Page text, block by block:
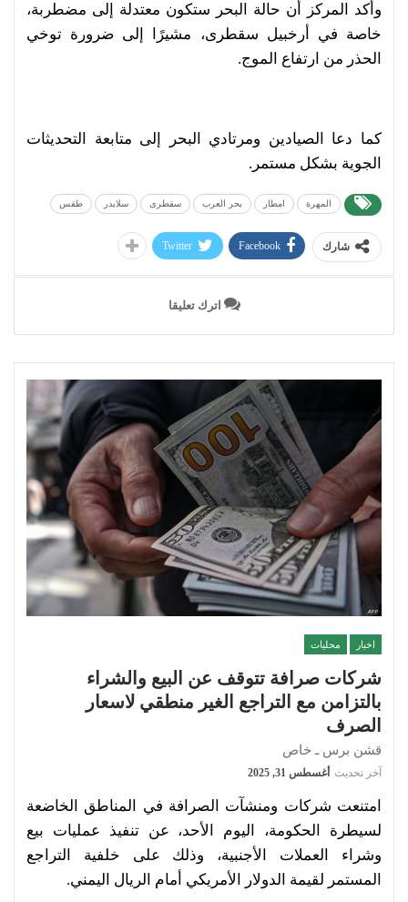
وأكد المركز أن حالة البحر ستكون معتدلة إلى مضطربة،
خاصة في أرخبيل سقطرى، مشيرًا إلى ضرورة توخي
الحذر من ارتفاع الموج.
كما دعا الصيادين ومرتادي البحر إلى متابعة التحديثات
الجوية بشكل مستمر.
المهرة امطار بحر العرب سقطرى سلايدر طقس
شارك Facebook
Twitter
اترك تعليقا
اخبار محليات
شركات صرافة تتوقف عن البيع والشراء
بالتزامن مع التراجع الغير منطقي لاسعار
الصرف
قشن برس ـ خاص
آخر تحديث أغسطس 31, 2025
امتنعت شركات ومنشآت الصرافة في المناطق الخاضعة
لسيطرة الحكومة، اليوم الأحد، عن تنفيذ عمليات بيع
وشراء العملات الأجنبية، وذلك على خلفية التراجع
المستمر لقيمة الدولار الأمريكي أمام الريال اليمني.